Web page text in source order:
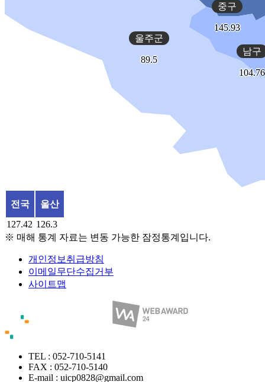
중구
145.93
남구
104.76
울주군
89.5
전국
울산
127.42 126.3
※ 매해 통계 자료는 변동 가능한 잠정통계입니다.
개인정보취급방침
이메일무단수집거부
사이트맵
TEL : 052-710-5141
FAX : 052-710-5140
E-mail : uicp0828@gmail.com